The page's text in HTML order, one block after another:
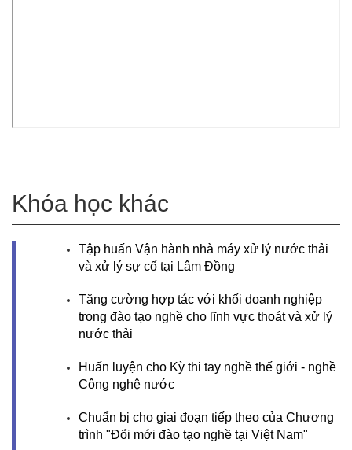
Khóa học khác
Tập huấn Vận hành nhà máy xử lý nước thải
và xử lý sự cố tại Lâm Đồng
Tăng cường hợp tác với khối doanh nghiệp
trong đào tạo nghề cho lĩnh vực thoát và xử lý
nước thải
Huấn luyện cho Kỳ thi tay nghề thế giới - nghề
Công nghệ nước
Chuẩn bị cho giai đoạn tiếp theo của Chương
trình "Đổi mới đào tạo nghề tại Việt Nam"